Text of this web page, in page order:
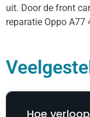
uit. Door de front
reparatie Oppo A77
Hoe